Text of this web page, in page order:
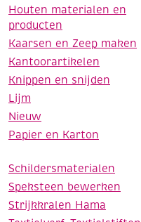
Houten materialen en
producten
Kaarsen en Zeep maken
Kantoorartikelen
Knippen en snijden
Lijm
Nieuw
Papier en Karton
Schildersmaterialen
Speksteen bewerken
Strijkkralen Hama